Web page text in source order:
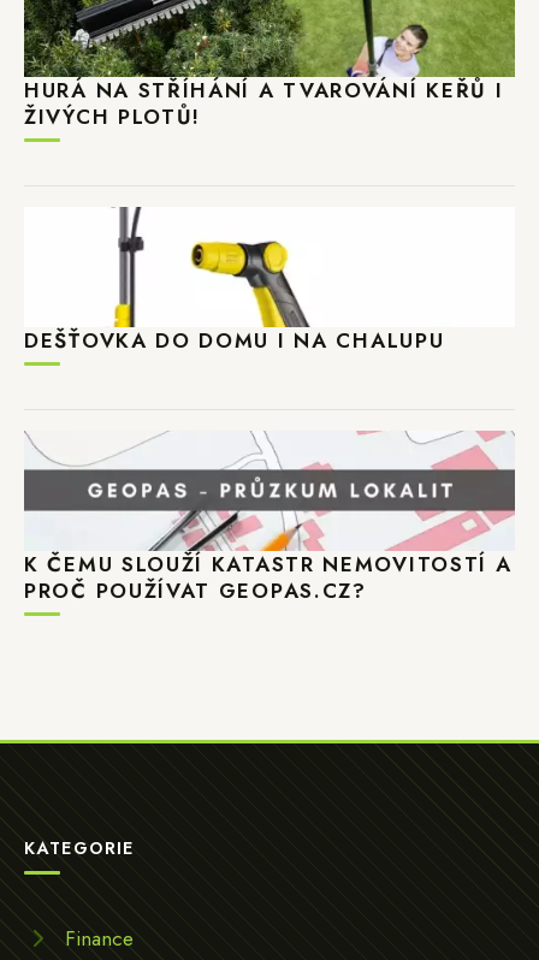
HURÁ NA STŘÍHÁNÍ A TVAROVÁNÍ KEŘŮ I
ŽIVÝCH PLOTŮ!
DEŠŤOVKA DO DOMU I NA CHALUPU
K ČEMU SLOUŽÍ KATASTR NEMOVITOSTÍ A
PROČ POUŽÍVAT GEOPAS.CZ?
KATEGORIE
Finance